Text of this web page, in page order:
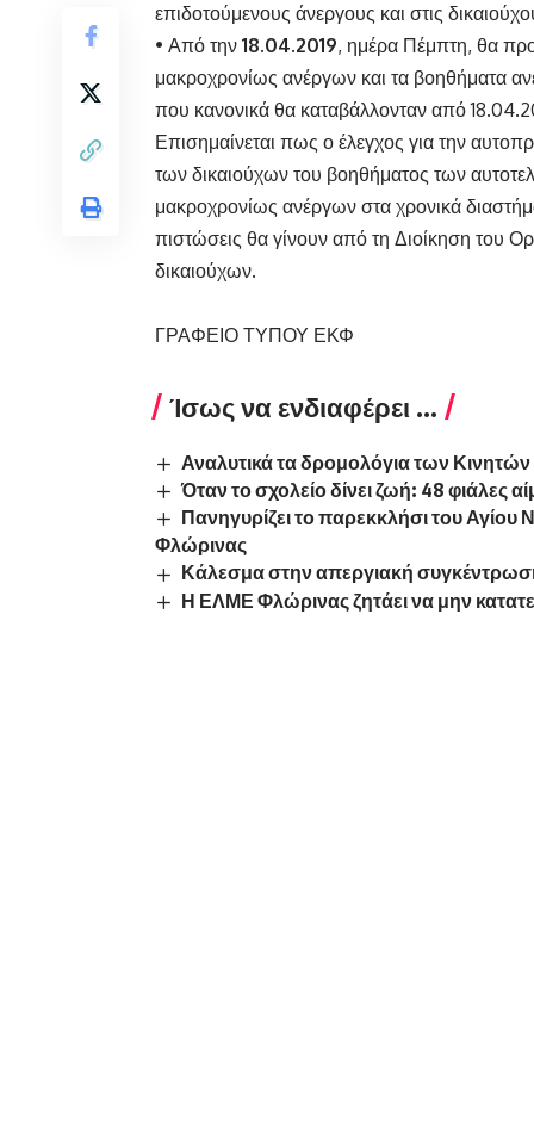
επιδοτούμενους άνεργους και στις
• Από την 18.04.2019, ημέρα Πέμπτη, θα
μακροχρονίως ανέργων και τα βοηθήματα
που κανονικά θα καταβάλλονταν από
Επισημαίνεται πως ο έλεγχος για την
των δικαιούχων του βοηθήματος των
μακροχρονίως ανέργων στα χρονικά
πιστώσεις θα γίνουν από τη Διοίκηση του
δικαιούχων.
ΓΡΑΦΕΙΟ ΤΥΠΟΥ ΕΚΦ
Ίσως να ενδιαφέρει ...
Αναλυτικά τα δρομολόγια των
Όταν το σχολείο δίνει ζωή: 48 φιάλες
Πανηγυρίζει το παρεκκλήσι του Αγίου
Φλώρινας
Κάλεσμα στην απεργιακή
Η ΕΛΜΕ Φλώρινας ζητάει να μην